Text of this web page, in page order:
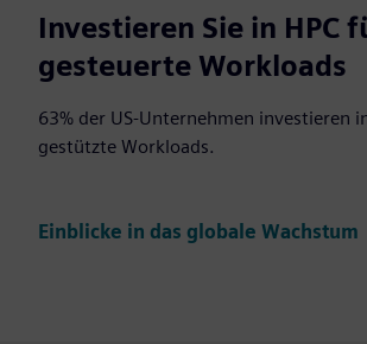
63%
Investieren Sie in HPC
gesteuerte Workloads
63% der US-Unternehmen investieren
gestützte Workloads.
Einblicke in das globale Wachstum